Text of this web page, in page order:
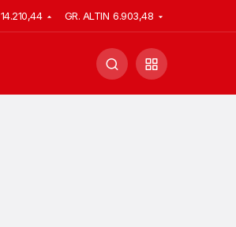
14.210,44 GR. ALTIN 6.903,48